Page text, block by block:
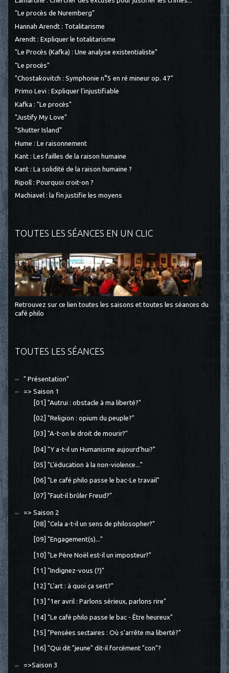
"Le procès de Nuremberg"
Hannah Arendt : Totalitarisme
Arendt : Expliquer le totalitarisme
"Le Procès (Kafka) : Une analyse existentialiste"
"Le procès"
"Chostakovitch : Symphonie n°5 en ré mineur op. 47"
Primo Levi : Expliquer l'injustifiable
Kafka : "Le procès"
"Justify My Love"
"Shutter Island"
Hume : Le raisonnement
Kant : Les failles de la raison humaine
Kant : La solidité de la raison humaine ?
Ripoll : Pourquoi croit-on ?
Machiavel : la fin justifie les moyens
TOUTES LES SÉANCES EN UN CLIC
Retrouvez sur ce lien toutes les saisons et toutes les séances du
café philo
TOUTES LES SÉANCES
" Présentation"
=> Saison 1
[01] "Autrui : obstacle à ma liberté?"
[02] "Religion : opium du peuple?"
[03] "A-t-on le droit de mourir?"
[04] "Y a-t-il un Humanisme aujourd'hui?"
[05] "L'éducation à la non-violence..."
[06] "Le café philo passe le bac-Le travail"
[07] "Faut-il brûler Freud?"
=> Saison 2
[08] "Cela a-t-il un sens de philosopher?"
[09] "Engagement(s)..."
[10] "Le Père Noël est-il un imposteur?"
[11] "Indignez-vous (?)"
[12] "L'art : à quoi ça sert?"
[13] "1er avril : Parlons sérieux, parlons rire"
[14] "Le café philo passe le bac - Être heureux"
[15] "Pensées sectaires : Où s'arrête ma liberté?"
[16] "Qui dit "jeune" dit-il forcément "con"?
=>Saison 3